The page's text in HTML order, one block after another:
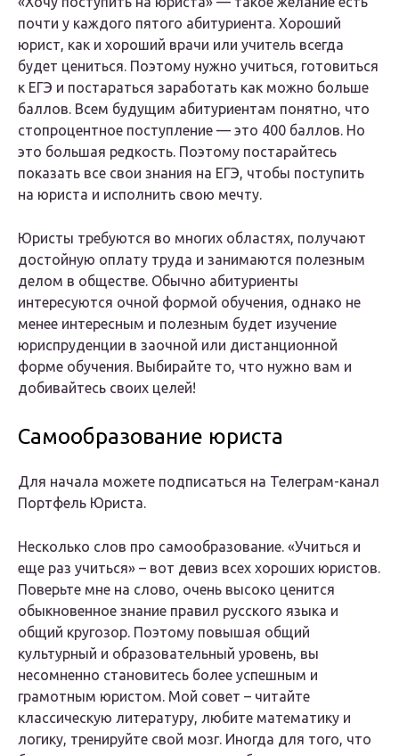
почти у каждого пятого абитуриента. Хороший
юрист, как и хороший врачи или учитель всегда
будет цениться. Поэтому нужно учиться, готовиться
к ЕГЭ и постараться заработать как можно больше
баллов. Всем будущим абитуриентам понятно, что
стопроцентное поступление — это 400 баллов. Но
это большая редкость. Поэтому постарайтесь
показать все свои знания на ЕГЭ, чтобы поступить
на юриста и исполнить свою мечту.
Юристы требуются во многих областях, получают
достойную оплату труда и занимаются полезным
делом в обществе. Обычно абитуриенты
интересуются очной формой обучения, однако не
менее интересным и полезным будет изучение
юриспруденции в заочной или дистанционной
форме обучения. Выбирайте то, что нужно вам и
добивайтесь своих целей!
Самообразование юриста
Для начала можете подписаться на Телеграм-канал
Портфель Юриста.
Несколько слов про самообразование. «Учиться и
еще раз учиться» – вот девиз всех хороших юристов.
Поверьте мне на слово, очень высоко ценится
обыкновенное знание правил русского языка и
общий кругозор. Поэтому повышая общий
культурный и образовательный уровень, вы
несомненно становитесь более успешным и
грамотным юристом. Мой совет – читайте
классическую литературу, любите математику и
логику, тренируйте свой мозг. Иногда для того, что